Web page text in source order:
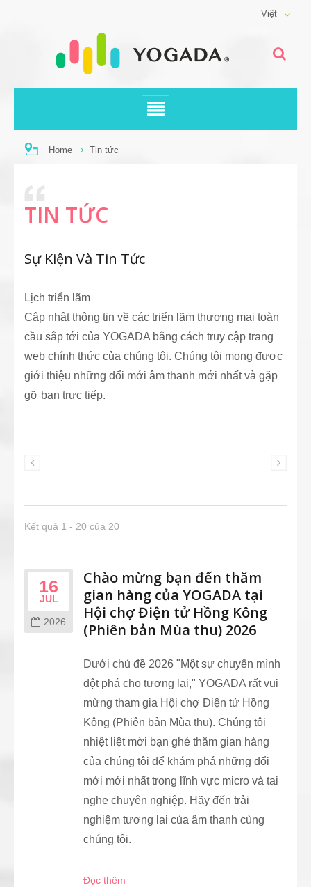
Việt
Home Tin tức
TIN TỨC
Sự Kiện Và Tin Tức
Lịch triển lãm
Cập nhật thông tin về các triển lãm thương mại toàn
cầu sắp tới của YOGADA bằng cách truy cập trang
web chính thức của chúng tôi. Chúng tôi mong được
giới thiệu những đổi mới âm thanh mới nhất và gặp
gỡ bạn trực tiếp.
Kết quả 1 - 20 của 20
16
JUL
2026
Chào mừng bạn đến thăm
gian hàng của YOGADA tại
Hội chợ Điện tử Hồng Kông
(Phiên bản Mùa thu) 2026
Dưới chủ đề 2026 "Một sự chuyển mình
đột phá cho tương lai," YOGADA rất vui
mừng tham gia Hội chợ Điện tử Hồng
Kông (Phiên bản Mùa thu). Chúng tôi
nhiệt liệt mời bạn ghé thăm gian hàng
của chúng tôi để khám phá những đổi
mới mới nhất trong lĩnh vực micro và tai
nghe chuyên nghiệp. Hãy đến trải
nghiệm tương lai của âm thanh cùng
chúng tôi.
Đọc thêm